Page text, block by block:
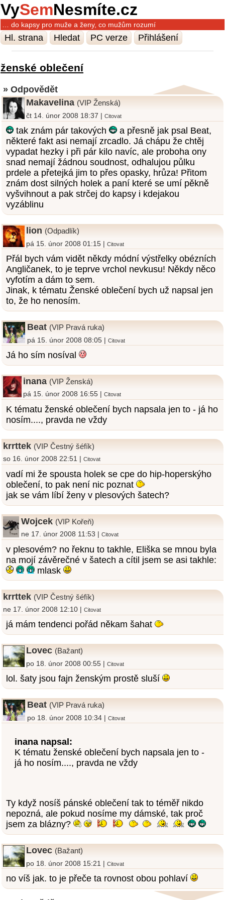
VySemNesmíte.cz
… do kapsy pro muže a ženy, co mužům rozumí
Hl. strana Hledat PC verze Přihlášení
ženské oblečení
» Odpovědět
Makavelina (VIP Ženská)
čt 14. únor 2008 18:37 |Citovat
tak znám pár takových
a přesně jak psal Beat,
některé fakt asi nemají zrcadlo. Já chápu že chtěj
vypadat hezky i při pár kilo navíc, ale proboha ony
snad nemají žádnou soudnost, odhalujou půlku
prdele a přetejká jim to přes opasky, hrůza! Přitom
znám dost silných holek a paní které se umí pěkně
vyšvihnout a pak strčej do kapsy i kdejakou
vyzáblinu
lion (Odpadlík)
pá 15. únor 2008 01:15 |Citovat
Přál bych vám vidět někdy módní výstřelky obézních
Angličanek, to je teprve vrchol nevkusu! Někdy něco
vyfotím a dám to sem.
Jinak, k tématu Ženské oblečení bych už napsal jen
to, že ho nenosím.
Beat (VIP Pravá ruka)
pá 15. únor 2008 08:05 | Citovat
Já ho sím nosíval
inana (VIP Ženská)
pá 15. únor 2008 16:55 |Citovat
K tématu ženské oblečení bych napsala jen to - já ho
nosím...., pravda ne vždy
krrttek (VIP Čestný šéfík)
so 16. únor 2008 22:51 | Citovat
vadí mi že spousta holek se cpe do hip-hoperskýho
oblečení, to pak není nic poznat
jak se vám líbí ženy v plesových šatech?
Wojcek (VIP Kořeň)
ne 17. únor 2008 11:53 | Citovat
v plesovém? no řeknu to takhle, Eliška se mnou byla
na mojí závěrečné v šatech a cítil jsem se asi takhle:
mlask
krrttek (VIP Čestný šéfík)
ne 17. únor 2008 12:10 | Citovat
já mám tendenci pořád někam šahat
Lovec (Bažant)
po 18. únor 2008 00:55 |Citovat
lol. šaty jsou fajn ženským prostě sluší
Beat (VIP Pravá ruka)
po 18. únor 2008 10:34 | Citovat
inana napsal:
K tématu ženské oblečení bych napsala jen to -
já ho nosím...., pravda ne vždy
Ty když nosíš pánské oblečení tak to téměř nikdo
nepozná, ale pokud nosíme my dámské, tak proč
jsem za blázny?
Lovec (Bažant)
po 18. únor 2008 15:21 |Citovat
no víš jak. to je přeče ta rovnost obou pohlaví